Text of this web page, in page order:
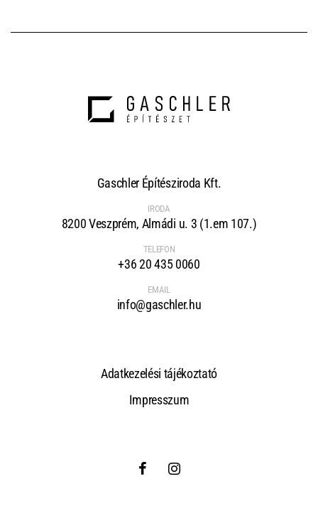
Gaschler Építésziroda Kft.
IRODA
8200 Veszprém, Almádi u. 3 (1.em 107.)
TELEFON
+36 20 435 0060
EMAIL
info@gaschler.hu
Adatkezelési tájékoztató
Impresszum